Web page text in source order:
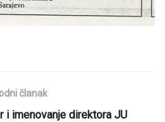
članak
i imenovanje direktora JU